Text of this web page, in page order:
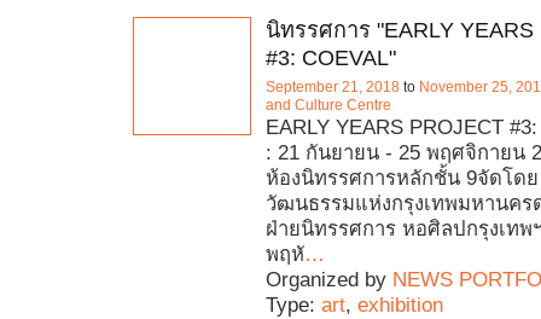
นิทรรศการ "EARLY YEARS
#3: COEVAL"
September 21, 2018 to November 25,
and Culture Centre
EARLY YEARS PROJECT
: 21 กันยายน - 25 พฤศจิกายน
ห้องนิทรรศการหลักชั้น 9จัดโด
วัฒนธรรมแห่งกรุงเทพมหานคร
ฝ่ายนิทรรศการ หอศิลปกรุงเทพ
พฤหั…
Organized by NEWS
Type: art, exhibition